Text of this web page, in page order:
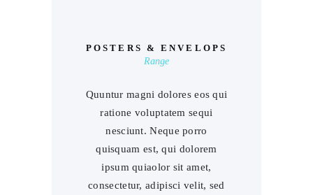
POSTERS & ENVELOPS
Range
Quuntur magni dolores eos qui
ratione voluptatem sequi
nesciunt. Neque porro
quisquam est, qui dolorem
ipsum quiaolor sit amet,
consectetur, adipisci velit, sed